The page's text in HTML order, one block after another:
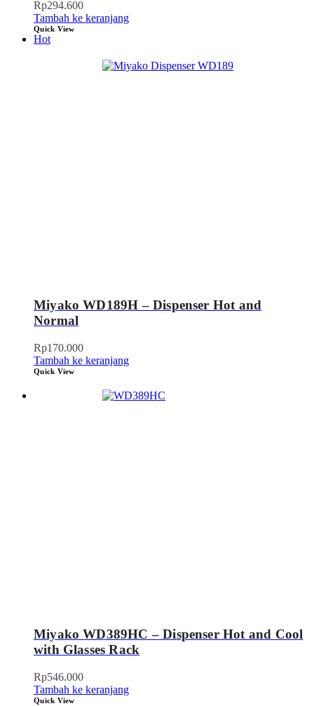
Rp294.600
Tambah ke keranjang
Quick View
Hot
Miyako WD189H – Dispenser Hot and
Normal
Rp170.000
Tambah ke keranjang
Quick View
Miyako WD389HC – Dispenser Hot and Cool
with Glasses Rack
Rp546.000
Tambah ke keranjang
Quick View